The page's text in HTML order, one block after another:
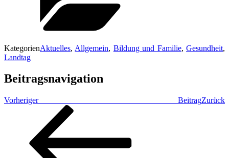
KategorienAktuelles, Allgemein, Bildung und Familie,Gesundheit,
Landtag
Beitragsnavigation
Vorheriger BeitragZurück